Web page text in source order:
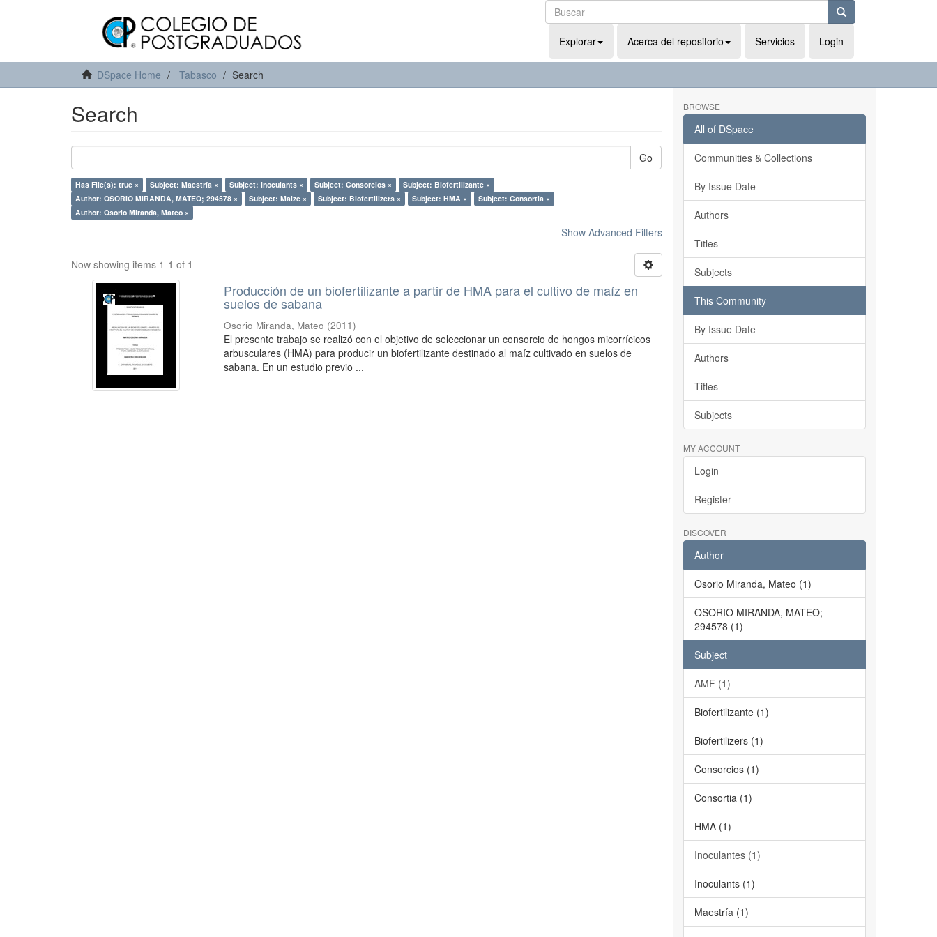
Explorar Acerca del repositorio Servicios Login
DSpace Home Tabasco Search
Search
Go
Has File(s): true × Subject: Maestría × Subject: Inoculants × Subject: Consorcios ×
Subject: Biofertilizante ×
Author: OSORIO MIRANDA, MATEO; 294578 ×
Subject: Maize × Subject: Biofertilizers × Subject: HMA ×
Subject: Consortia ×
Author: Osorio Miranda, Mateo ×
Show Advanced Filters
Now showing items 1-1 of 1
Producción de un biofertilizante a partir de HMA para el cultivo de maíz en
suelos de sabana
Osorio Miranda, Mateo (2011)
El presente trabajo se realizó con el objetivo de seleccionar un consorcio de hongos micorrícicos
arbusculares (HMA) para producir un biofertilizante destinado al maíz cultivado en suelos de
sabana. En un estudio previo ...
BROWSE
All of DSpace
Communities & Collections
By Issue Date
Authors
Titles
Subjects
This Community
By Issue Date
Authors
Titles
Subjects
MY ACCOUNT
Login
Register
DISCOVER
Author
Osorio Miranda, Mateo (1)
OSORIO MIRANDA, MATEO;
294578 (1)
Subject
AMF (1)
Biofertilizante (1)
Biofertilizers (1)
Consorcios (1)
Consortia (1)
HMA (1)
Inoculantes (1)
Inoculants (1)
Maestría (1)